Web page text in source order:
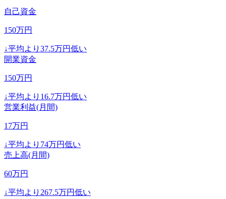
自己資金
150万円
↓平均より 37.5万円低い
開業資金
150万円
↓平均より 16.7万円低い
営業利益(月間)
17万円
↓平均より 74万円低い
売上高(月間)
60万円
↓平均より 267.5万円低い